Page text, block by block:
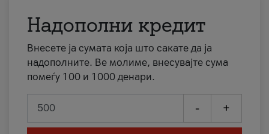
Надополни кредит
Внесете ја сумата која што сакате да ја
надополните. Ве молиме, внесувајте сума
помеѓу 100 и 1000 денари.
- +